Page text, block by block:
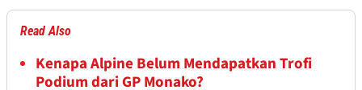
Read Also
Kenapa Alpine Belum Mendapatkan Trofi
Podium dari GP Monako?